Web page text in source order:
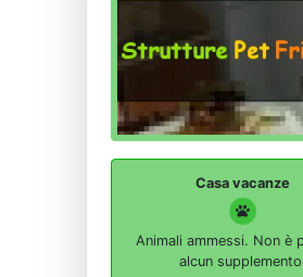
Casa vacanze
Animali ammessi. Non è
alcun